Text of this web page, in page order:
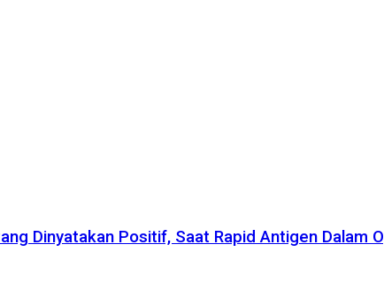
Dinyatakan Positif, Saat Rapid Antigen Dalam